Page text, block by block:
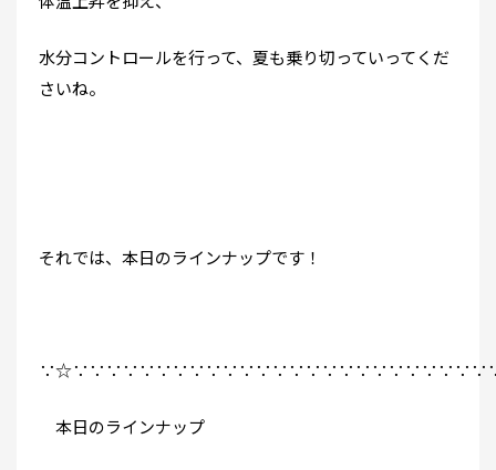
水分コントロールを行って、夏も乗り切っていってくだ
さいね。
それでは、本日のラインナップです！
本日のラインナップ